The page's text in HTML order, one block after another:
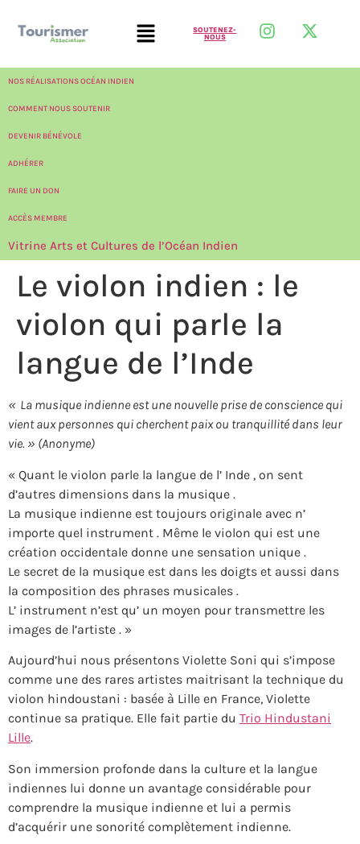
SOUTENEZ-
NOUS
NOS RÉALISATIONS OCÉAN INDIEN
COMMENT NOUS SOUTENIR
DEVENIR BÉNÉVOLE
ADHÉRER
FAIRE UN DON
ACCÈS MEMBRE
Vitrine Arts et Cultures de l’Océan Indien
Le violon indien : le
violon qui parle la
langue de l’Inde
« La musique indienne est une nouvelle prise de conscience qui
vient aux personnes qui cherchent paix ou tranquillité dans leur
vie. » (Anonyme)
« Quant le violon parle la langue de l’ Inde , on sent
d’autres dimensions dans la musique .
La musique indienne est toujours originale avec n’
importe quel instrument . Même le violon qui est une
création occidentale donne une sensation unique .
Le secret de la musique est dans les doigts et aussi dans
la composition des phrases musicales .
L’ instrument n’est qu’ un moyen pour transmettre les
images de l’artiste . »
Aujourd’hui nous présentons Violette Soni qui s’impose
comme une des rares artistes maitrisant la technique du
violon hindoustani : basée à Lille en France, Violette
continue sa pratique. Elle fait partie du Trio Hindustani
Lille.
Son immersion profonde dans la culture et la langue
indiennes lui donne un avantage considérable pour
comprendre la musique indienne et lui a permis
d’acquérir une sonorité complètement indienne.